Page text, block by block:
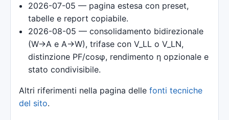
2026-07-05 — pagina estesa con preset,
tabelle e report copiabile.
2026-08-05 — consolidamento bidirezionale
(W→A e A→W), trifase con V_LL o V_LN,
distinzione PF/cosφ, rendimento η opzionale e
stato condivisibile.
Altri riferimenti nella pagina delle fonti tecniche
del sito.